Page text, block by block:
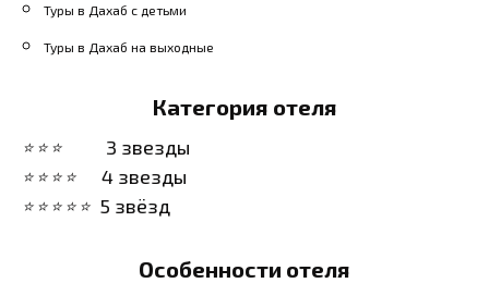
Туры в Дахаб с детьми
Туры в Дахаб на выходные
Категория отеля
3 звезды
4 звезды
5 звёзд
Особенности отеля